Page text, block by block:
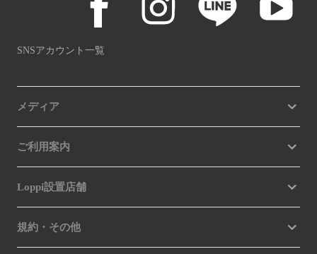
SNSアカウント一覧
メディア
ご利用案内
Loppi設置店舗
規約・その他